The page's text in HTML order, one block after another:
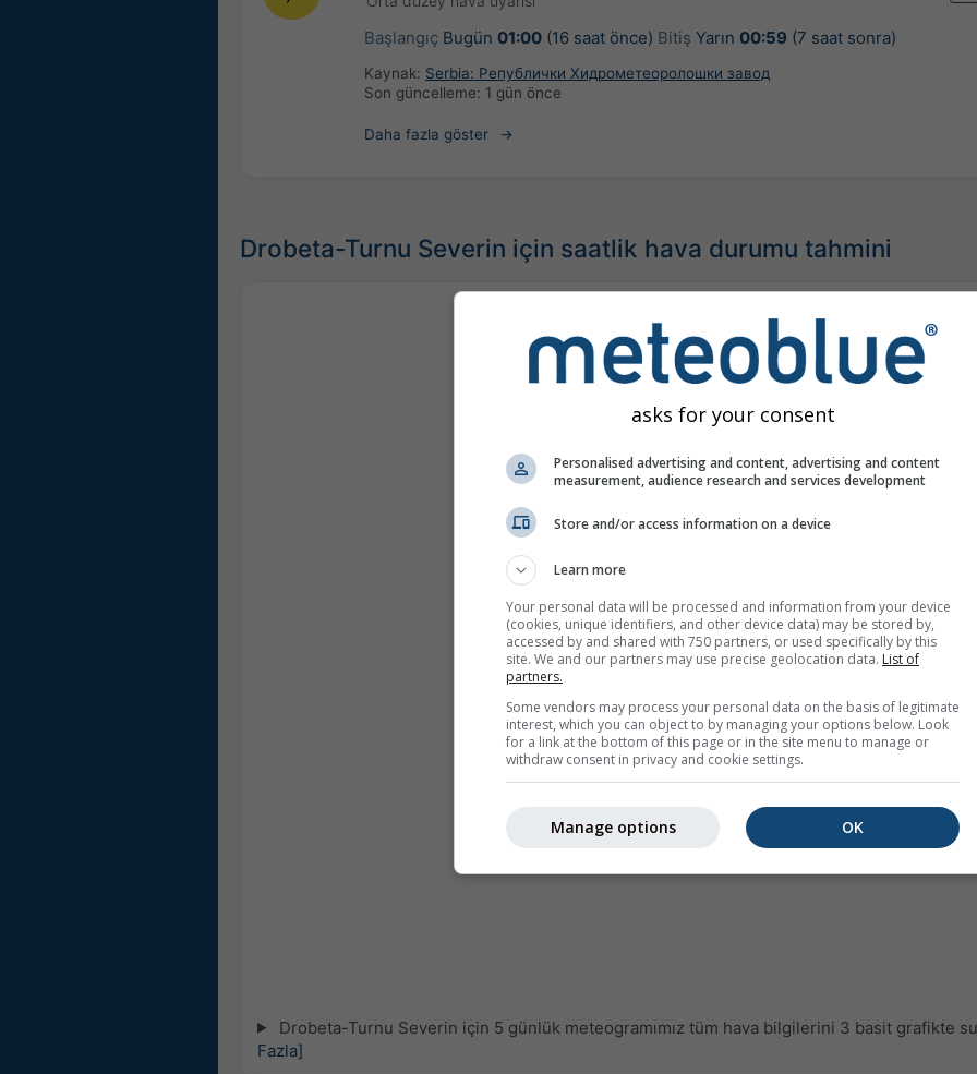
Başlangıç Bugün 01:00(16 saat önce) Bitiş Yarın 00:59 (7 saat sonra)
Kaynak: Serbia: Републички Хидрометеоролошки завод
Son güncelleme: 1 gün önce
Daha fazla göster
Drobeta-Turnu Severin için saatlik hava durumu tahmini
Drobeta-Turnu Severin için 5 günlük meteogramımız tüm hava bilgilerini 3 basit grafikte
Fazla]
asks for your consent
Personalised advertising and content, advertising and content
measurement, audience research and services development
Store and/or access information on a device
Learn more
Your personal data will be processed and information from your device
(cookies, unique identifiers, and other device data) may be stored by,
accessed by and shared with 750 partners, or used specifically by this
site. We and our partners may use precise geolocation data. List of
partners.
Some vendors may process your personal data on the basis of legitimate
interest, which you can object to by managing your options below. Look
for a link at the bottom of this page or in the site menu to manage or
withdraw consent in privacy and cookie settings.
OK
Manage options